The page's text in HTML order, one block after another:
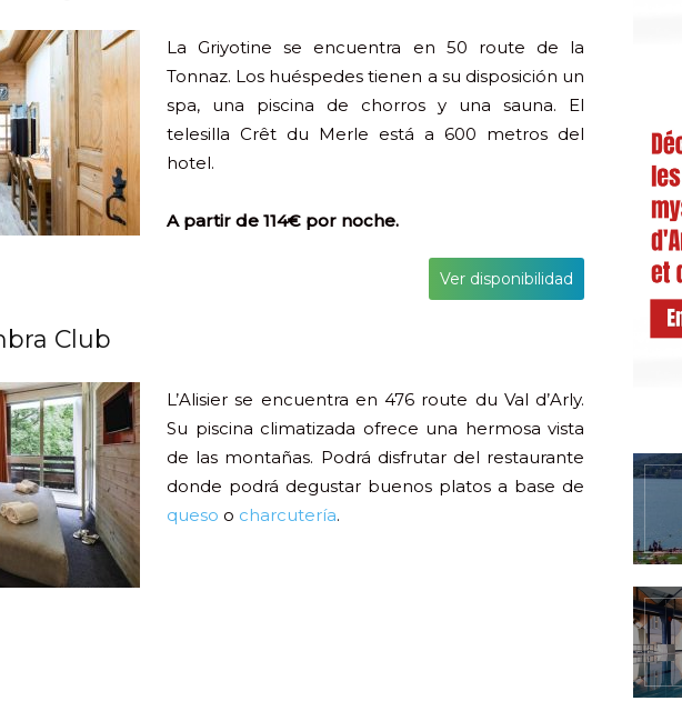
La Griyotine se encuentra en 50 route de la
Tonnaz. Los huéspedes tienen a su disposición un
spa, una piscina de chorros y una sauna. El
telesilla Crêt du Merle está a 600 metros del
hotel.
A partir de 114€ por noche.
Ver disponibilidad
Club
L’Alisier se encuentra en 476 route du Val d’Arly.
Su piscina climatizada ofrece una hermosa vista
de las montañas. Podrá disfrutar del restaurante
donde podrá degustar buenos platos a base de
queso o charcutería.